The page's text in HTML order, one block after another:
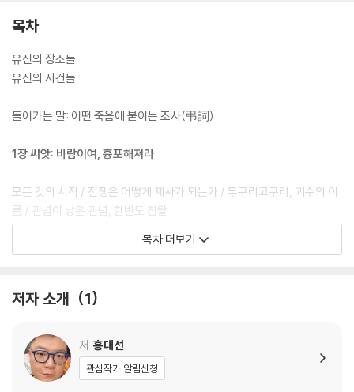
국민 대학살 직전에 이르렀다. 부마항쟁 당시 몇백만 명을 죽여도 괜찮다
목차
유신의 장소들
유신의 사건들
들어가는 말: 어떤 죽음에 붙이는 조사(弔詞)
1장 씨앗: 바람이여, 흉포해져라
모든 것의 시작 / 전쟁은 어떻게 제사가 되는가 / 무쿠리고쿠리, 괴수의 이
름 / 관념이 낳은 관념, 한반도 침탈
리고쿠리의 재림, 미국 / 조슈와 사쓰마의 등장 / 만들어진 영웅들
3장 탄생: 신성한 타락
적을 이기기 위해 적을 배운다 / 사쓰마: 전쟁은 총력전이다 / 조슈: 끝까지
목차 더보기
저자 소개 1
저 홍대선
관심작가 알림신청